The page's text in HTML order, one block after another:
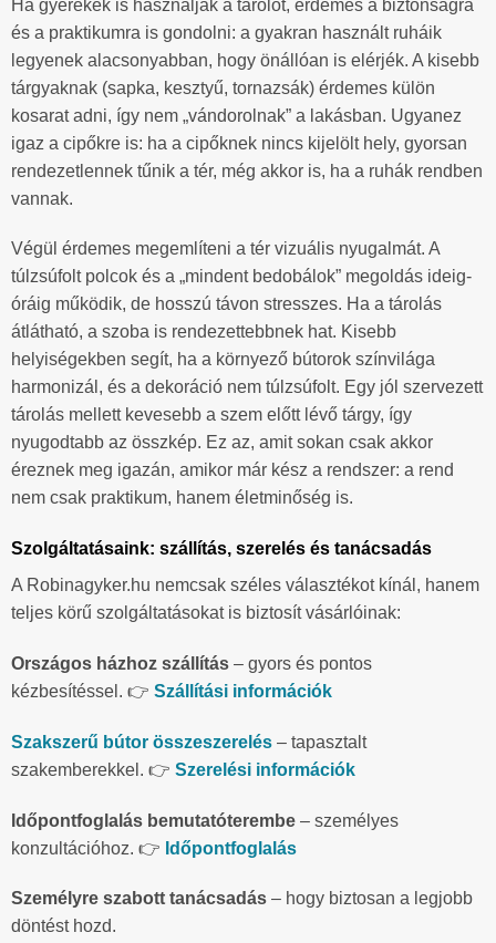
Ha gyerekek is használják a tárolót, érdemes a biztonságra
és a praktikumra is gondolni: a gyakran használt ruháik
legyenek alacsonyabban, hogy önállóan is elérjék. A kisebb
tárgyaknak (sapka, kesztyű, tornazsák) érdemes külön
kosarat adni, így nem „vándorolnak” a lakásban. Ugyanez
igaz a cipőkre is: ha a cipőknek nincs kijelölt hely, gyorsan
rendezetlennek tűnik a tér, még akkor is, ha a ruhák rendben
vannak.
Végül érdemes megemlíteni a tér vizuális nyugalmát. A
túlzsúfolt polcok és a „mindent bedobálok” megoldás ideig-
óráig működik, de hosszú távon stresszes. Ha a tárolás
átlátható, a szoba is rendezettebbnek hat. Kisebb
helyiségekben segít, ha a környező bútorok színvilága
harmonizál, és a dekoráció nem túlzsúfolt. Egy jól szervezett
tárolás mellett kevesebb a szem előtt lévő tárgy, így
nyugodtabb az összkép. Ez az, amit sokan csak akkor
éreznek meg igazán, amikor már kész a rendszer: a rend
nem csak praktikum, hanem életminőség is.
Szolgáltatásaink: szállítás, szerelés és tanácsadás
A Robinagyker.hu nemcsak széles választékot kínál, hanem
teljes körű szolgáltatásokat is biztosít vásárlóinak:
Országos házhoz szállítás – gyors és pontos
kézbesítéssel. 👉 Szállítási információk
Szakszerű bútor összeszerelés – tapasztalt
szakemberekkel. 👉 Szerelési információk
Időpontfoglalás bemutatóterembe – személyes
konzultációhoz. 👉 Időpontfoglalás
Személyre szabott tanácsadás – hogy biztosan a legjobb
döntést hozd.